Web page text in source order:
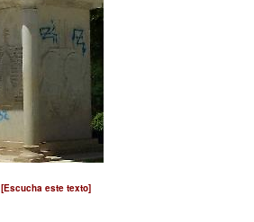
[Escucha este texto]